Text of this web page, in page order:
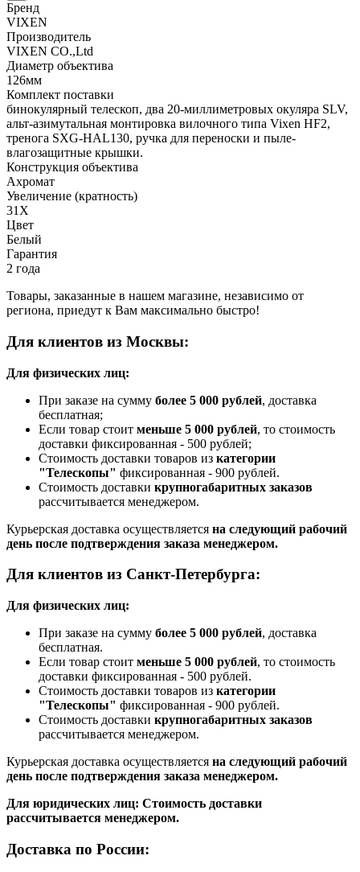
Бренд
VIXEN
Производитель
VIXEN CO.,Ltd
Диаметр объектива
126мм
Комплект поставки
бинокулярный телескоп, два 20-миллиметровых окуляра SLV,
альт-азимутальная монтировка вилочного типа Vixen HF2,
тренога SXG-HAL130, ручка для переноски и пыле-
влагозащитные крышки.
Конструкция объектива
Ахромат
Увеличение (кратность)
31X
Цвет
Белый
Гарантия
2 года
Товары, заказанные в нашем магазине, независимо от
региона, приедут к Вам максимально быстро!
Для клиентов из Москвы:
Для физических лиц:
При заказе на сумму более 5 000 рублей, доставка
бесплатная;
Если товар стоит меньше 5 000 рублей, то стоимость
доставки фиксированная - 500 рублей;
Стоимость доставки товаров из категории
"Телескопы" фиксированная - 900 рублей.
Стоимость доставки крупногабаритных заказов
рассчитывается менеджером.
Курьерская доставка осуществляется на следующий рабочий
день после подтверждения заказа менеджером.
Для клиентов из Санкт-Петербурга:
Для физических лиц:
При заказе на сумму более 5 000 рублей, доставка
бесплатная.
Если товар стоит меньше 5 000 рублей, то стоимость
доставки фиксированная - 500 рублей.
Стоимость доставки товаров из категории
"Телескопы" фиксированная - 900 рублей.
Стоимость доставки крупногабаритных заказов
рассчитывается менеджером.
Курьерская доставка осуществляется на следующий рабочий
день после подтверждения заказа менеджером.
Для юридических лиц: Стоимость доставки
рассчитывается менеджером.
Доставка по России: